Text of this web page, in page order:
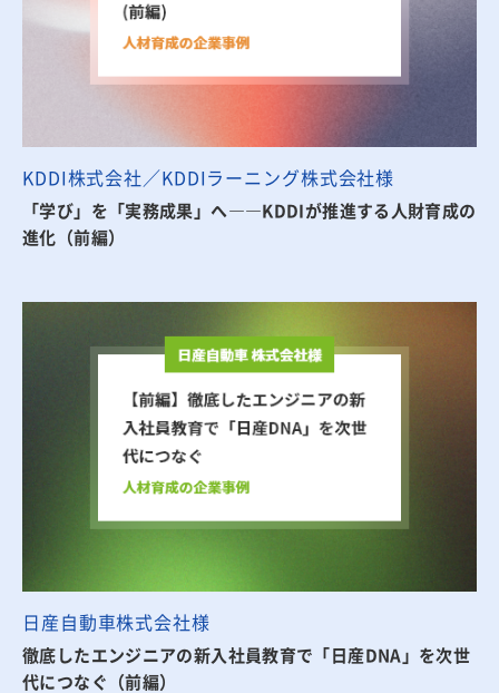
「学び」を「実務成果」へ――KDDIが推進する人財育成の
進化（前編）
KDDI株式会社／KDDIラーニング株式会社様
徹底したエンジニアの新入社員教育で「日産DNA」を次世
代につなぐ（前編）
日産自動車株式会社様